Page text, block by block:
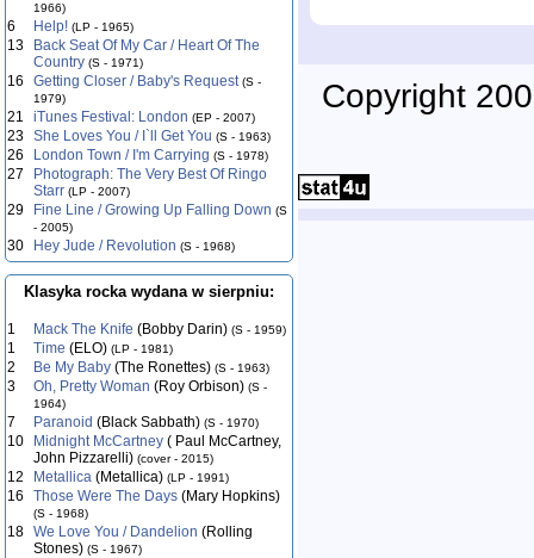
1966)
6 Help! (LP - 1965)
13
Back Seat Of My Car / Heart Of The
Country (S - 1971)
16 Getting Closer / Baby's Request (S -
1979)
21 iTunes Festival: London (EP - 2007)
23 She Loves You / I`ll Get You (S - 1963)
26 London Town / I'm Carrying (S - 1978)
27
Photograph: The Very Best Of Ringo
Starr (LP - 2007)
29 Fine Line / Growing Up Falling Down (S
- 2005)
30 Hey Jude / Revolution (S - 1968)
Klasyka rocka wydana w sierpniu:
1 Mack The Knife (Bobby Darin) (S - 1959)
1 Time (ELO) (LP - 1981)
2 Be My Baby (The Ronettes) (S - 1963)
3 Oh, Pretty Woman (Roy Orbison) (S -
1964)
7 Paranoid (Black Sabbath) (S - 1970)
10 Midnight McCartney ( Paul McCartney,
John Pizzarelli) (cover - 2015)
12 Metallica (Metallica) (LP - 1991)
16 Those Were The Days (Mary Hopkins)
(S - 1968)
18 We Love You / Dandelion (Rolling
Stones) (S - 1967)
Copyright